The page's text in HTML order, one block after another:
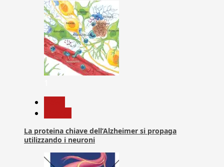
La proteina chiave dell’Alzheimer si propaga
utilizzando i neuroni